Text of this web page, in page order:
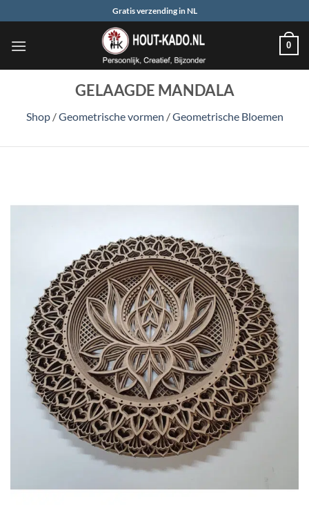
naar
inhoud
Gratis verzending in NL
0
GELAAGDE MANDALA
Shop /Geometrische vormen /Geometrische Bloemen